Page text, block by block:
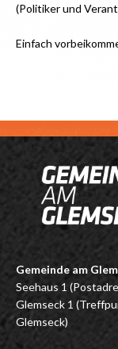
(Politiker und
Einfach
Gemeinde am
Seehaus 1
Glemseck 1
Glemseck)